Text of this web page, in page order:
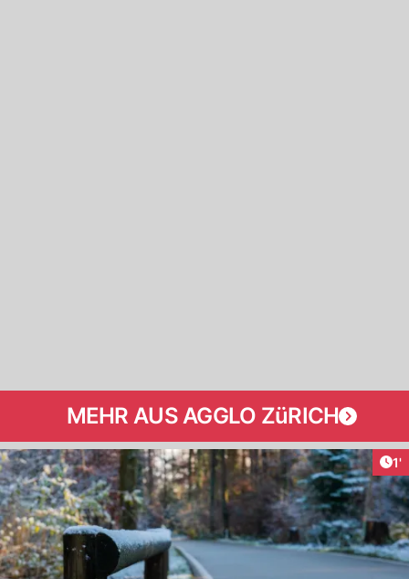
MEHR AUS AGGLO ZüRICH
1'